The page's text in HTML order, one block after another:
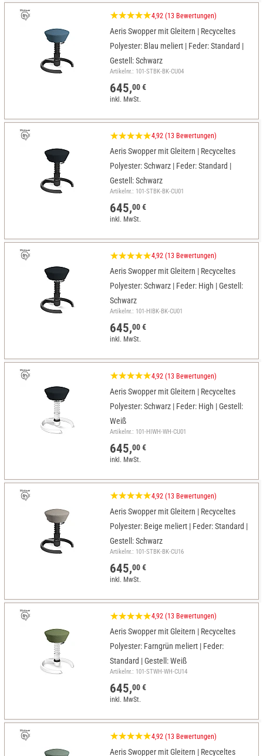
4,92 (13 Bewertungen)
Aeris Swopper mit Gleitern | Recyceltes
Polyester: Blau meliert | Feder: Standard |
Gestell: Schwarz
Artikelnr.: 101-STBK-BK-CU04
645,00 €
inkl. MwSt.
4,92 (13 Bewertungen)
Aeris Swopper mit Gleitern | Recyceltes
Polyester: Schwarz | Feder: Standard |
Gestell: Schwarz
Artikelnr.: 101-STBK-BK-CU01
645,00 €
inkl. MwSt.
4,92 (13 Bewertungen)
Aeris Swopper mit Gleitern | Recyceltes
Polyester: Schwarz | Feder: High | Gestell:
Schwarz
Artikelnr.: 101-HIBK-BK-CU01
645,00 €
inkl. MwSt.
4,92 (13 Bewertungen)
Aeris Swopper mit Gleitern | Recyceltes
Polyester: Schwarz | Feder: High | Gestell:
Weiß
Artikelnr.: 101-HIWH-WH-CU01
645,00 €
inkl. MwSt.
4,92 (13 Bewertungen)
Aeris Swopper mit Gleitern | Recyceltes
Polyester: Beige meliert | Feder: Standard |
Gestell: Schwarz
Artikelnr.: 101-STBK-BK-CU16
645,00 €
inkl. MwSt.
4,92 (13 Bewertungen)
Aeris Swopper mit Gleitern | Recyceltes
Polyester: Farngrün meliert | Feder:
Standard | Gestell: Weiß
Artikelnr.: 101-STWH-WH-CU14
645,00 €
inkl. MwSt.
4,92 (13 Bewertungen)
Aeris Swopper mit Gleitern | Recyceltes